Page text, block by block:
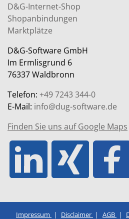
D&G-Internet-Shop
Shopanbindungen
Marktplätze
D&G-Software GmbH
Im Ermlisgrund 6
76337 Waldbronn
Telefon: +49 7243 344-0
E-Mail: info@dug-software.de
Finden Sie uns auf Google Maps
Impressum Disclaimer AGB